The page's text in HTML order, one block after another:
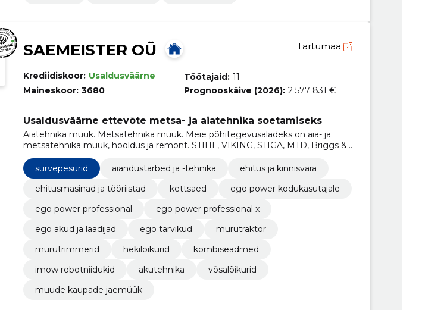
SAEMEISTER OÜ Tartumaa
Krediidiskoor: Usaldusväärne
Maineskoor: 3680
Töötajaid: 11
Prognooskäive (2026): 2 577 831 €
Usaldusväärne ettevõte metsa- ja aiatehnika soetamiseks
Aiatehnika müük. Metsatehnika müük. Meie põhitegevusaladeks on aia- ja
metsatehnika müük, hooldus ja remont. STIHL, VIKING, STIGA, MTD, Briggs &
Stratton.
survepesurid
aiandustarbed ja -tehnika
ehitus ja kinnisvara
ehitusmasinad ja tööriistad
kettsaed
ego power kodukasutajale
ego power professional
ego power professional x
ego akud ja laadijad
ego tarvikud
murutraktor
murutrimmerid
hekiloikurid
kombiseadmed
imow robotniidukid
akutehnika
võsalõikurid
muude kaupade jaemüük